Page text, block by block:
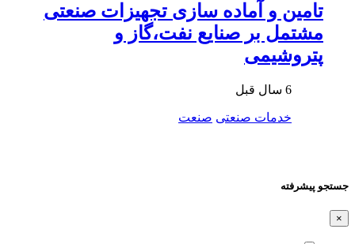
تامین و آماده سازی تجهیزات صنعتی
مشتمل بر صنایع نفت،گاز و
پتروشیمی
6 سال قبل
خدمات صنعتی صنعت
جستجو پیشرفته
×